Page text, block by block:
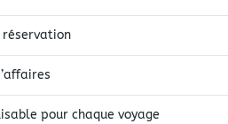
pour chaque voyage